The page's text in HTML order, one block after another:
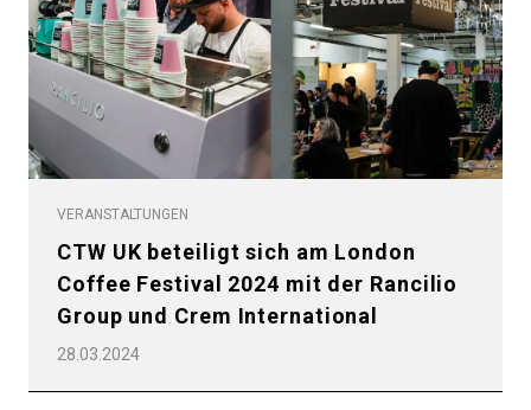
VERANSTALTUNGEN
CTW UK beteiligt sich am London
Coffee Festival 2024 mit der Rancilio
Group und Crem International
28.03.2024